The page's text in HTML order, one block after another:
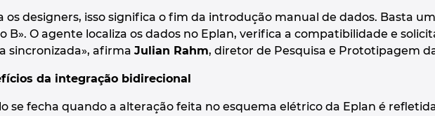
os designers, isso significa o fim da introdução manual de dados. Basta
B». O agente localiza os dados no Eplan, verifica a compatibilidade e
sincronizada», afirma Julian Rahm, diretor de Pesquisa e Prototipagem
da integração bidirecional
se fecha quando a alteração feita no esquema elétrico da Eplan é